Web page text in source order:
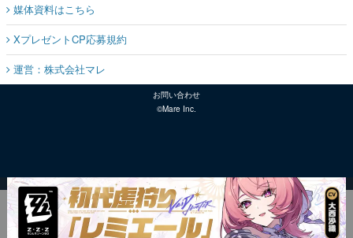
媒体資料はこちら
XプレゼントCP応募規約
運営：株式会社マレ
お問い合わせ
©Mare Inc.